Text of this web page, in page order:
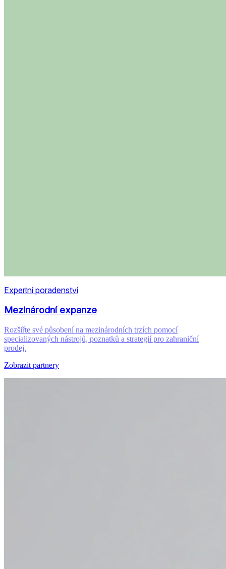
Expertní poradenství
Mezinárodní expanze
Rozšiřte své působení na mezinárodních trzích pomocí
specializovaných nástrojů, poznatků a strategií pro zahraniční
prodej.
Zobrazit partnery